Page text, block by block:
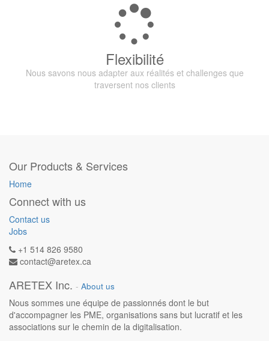
Flexibilité
Nous savons nous adapter aux réalités et challenges que
traversent nos clients
Our Products & Services
Home
Connect with us
Contact us
Jobs
+1 514 826 9580
contact@aretex.ca
ARETEX Inc. - About us
Nous sommes une équipe de passionnés dont le but
d'accompagner les PME, organisations sans but lucratif et les
associations sur le chemin de la digitalisation.